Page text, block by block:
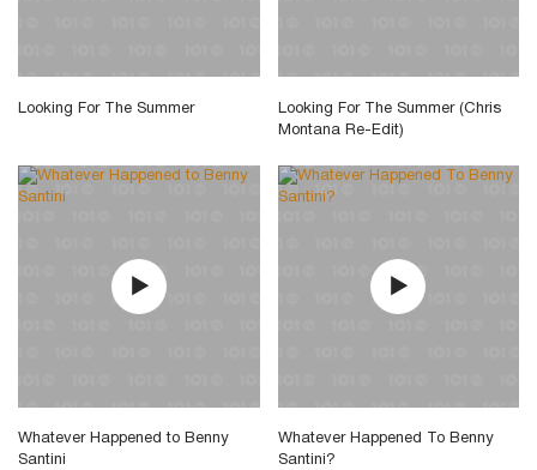
Looking For The Summer
Looking For The Summer (Chris
Montana Re-Edit)
Whatever Happened to Benny
Santini
Whatever Happened To Benny
Santini?